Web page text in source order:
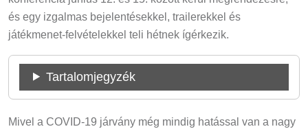
és egy izgalmas bejelentésekkel, trailerekkel és
játékmenet-felvételekkel teli hétnek ígérkezik.
Tartalomjegyzék
Mivel a COVID-19 járvány még mindig hatással van a nagy